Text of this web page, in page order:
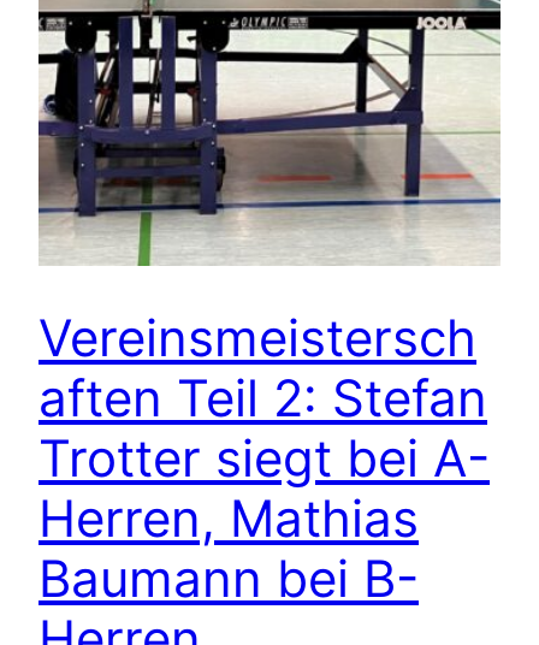
Vereinsmeistersch
aften Teil 2: Stefan
Trotter siegt bei A-
Herren, Mathias
Baumann bei B-